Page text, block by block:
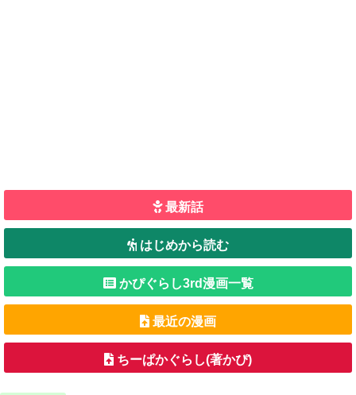
最新話
はじめから読む
かぴぐらし3rd漫画一覧
最近の漫画
ちーぱかぐらし(著かぴ)